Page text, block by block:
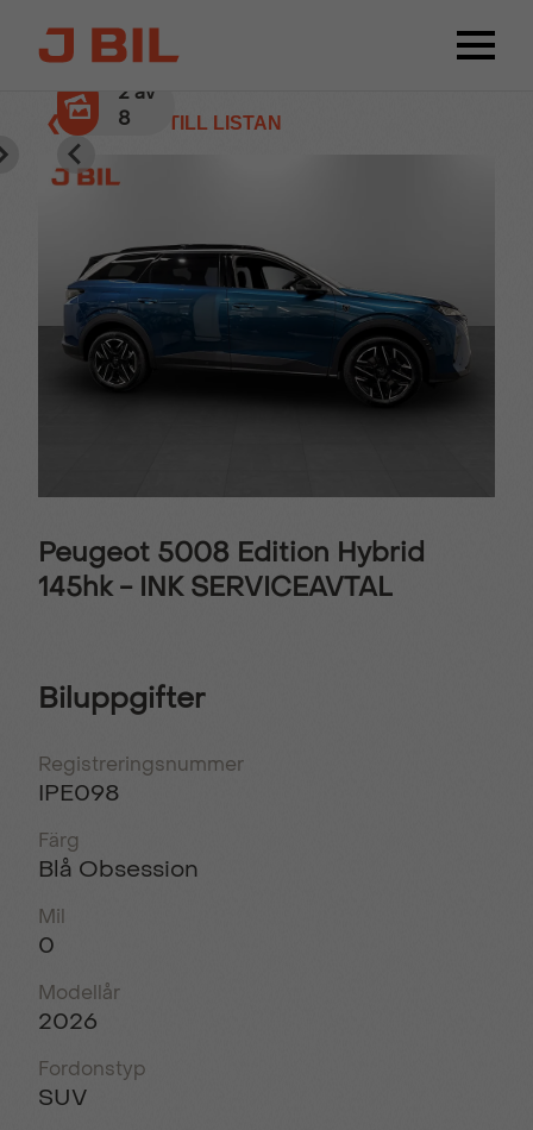
❮ TILLBAKA TILL LISTAN
2av
8
Peugeot 5008 Edition Hybrid
145hk - INK SERVICEAVTAL
Biluppgifter
Registreringsnummer
IPE098
Färg
Blå Obsession
Mil
0
Modellår
2026
Fordonstyp
SUV